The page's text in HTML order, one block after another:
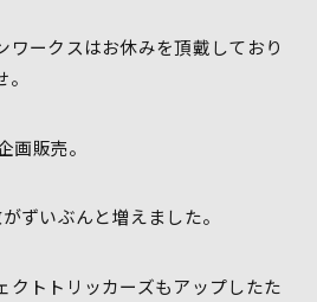
ワークスはお休みを頂戴しており
画販売。
ずいぶんと増えました。
クトトリッカーズもアップしたた